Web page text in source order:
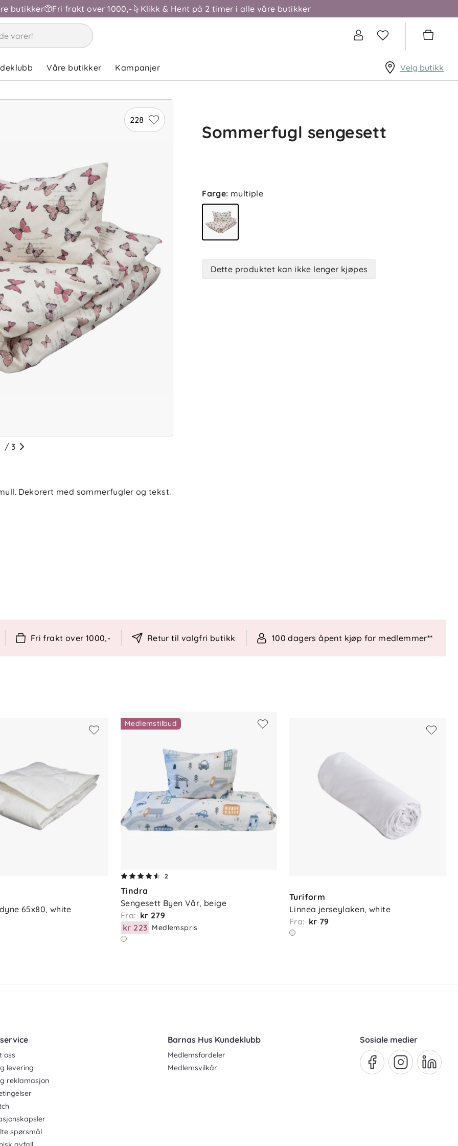
butikker Fri frakt over 1000,- Klikk & Hent på 2 timer i alle våre butikker
Våre butikker Kampanjer Velg butikk
228
/ 3
Dekorert med sommerfugler og tekst.
Sommerfugl sengesett
Farge: multiple
Dette produktet kan ikke lenger kjøpes
Fri frakt over 1000,- Retur til valgfri butikk 100 dagers åpent kjøp for medlemmer**
65x80, white
Medlemstilbud
2
Tindra
Sengesett Byen Vår, beige
Fra: kr 279
kr 223 Medlemspris
Turiform
Linnea jerseylaken, white
Fra: kr 79
oss
levering
reklamasjon
spørsmål
Barnas Hus Kundeklubb
Medlemsfordeler
Medlemsvilkår
Sosiale medier